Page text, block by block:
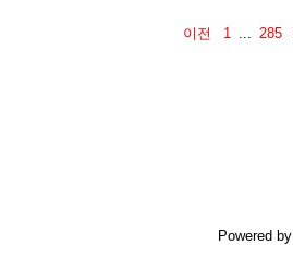
이전 1 285
Powered by